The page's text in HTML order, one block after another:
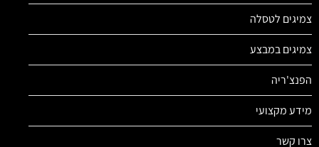
צמיגים לטסלה
צמיגים במבצע
הפנצ'ריה
מידע מקצועי
צרו קשר